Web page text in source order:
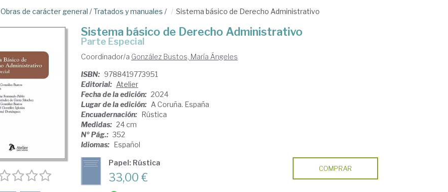
Obras de carácter general /Tratados y manuales / Sistema básico de Derecho Administrativo
Sistema básico de Derecho Administrativo
Parte Especial
Coordinador/a González Bustos, María Ángeles
ISBN: 9788419773951
Editorial: Atelier
Fecha de la edición: 2024
Lugar de la edición: A Coruña. España
Encuadernación: Rústica
Medidas: 24 cm
Nº Pág.: 352
Idiomas: Español
Papel: Rústica
33,00 €
COMPRAR